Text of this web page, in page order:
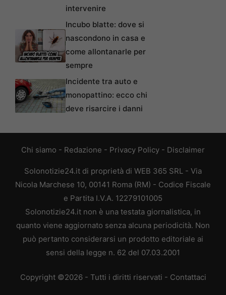
intervenire
Incubo blatte: dove si
nascondono in casa e
come allontanarle per
sempre
Incidente tra auto e
monopattino: ecco chi
deve risarcire i danni
Chi siamo - Redazione - Privacy Policy - Disclaimer
Solonotizie24.it di proprietà di WEB 365 SRL - Via
Nicola Marchese 10, 00141 Roma (RM) - Codice Fiscale
e Partita I.V.A. 12279101005
Solonotizie24.it non è una testata giornalistica, in
quanto viene aggiornato senza alcuna periodicità. Non
può pertanto considerarsi un prodotto editoriale ai
sensi della legge n. 62 del 07.03.2001
Copyright ©2026 - Tutti i diritti riservati - Contattaci